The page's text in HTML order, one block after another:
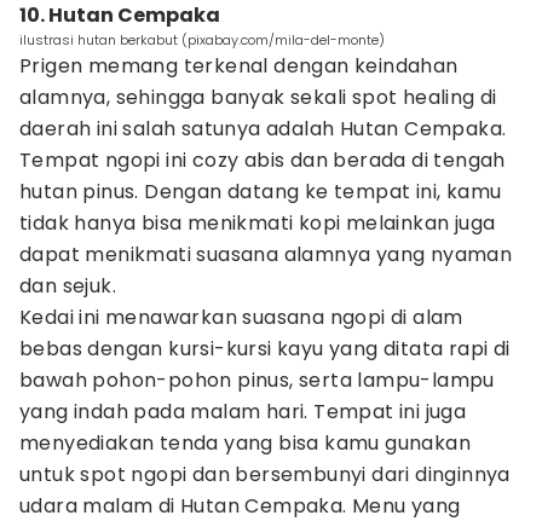
10. Hutan Cempaka
ilustrasi hutan berkabut (pixabay.com/mila-del-monte)
Prigen memang terkenal dengan keindahan
alamnya, sehingga banyak sekali spot healing di
daerah ini salah satunya adalah Hutan Cempaka.
Tempat ngopi ini cozy abis dan berada di tengah
hutan pinus. Dengan datang ke tempat ini, kamu
tidak hanya bisa menikmati kopi melainkan juga
dapat menikmati suasana alamnya yang nyaman
dan sejuk.
Kedai ini menawarkan suasana ngopi di alam
bebas dengan kursi-kursi kayu yang ditata rapi di
bawah pohon-pohon pinus, serta lampu-lampu
yang indah pada malam hari. Tempat ini juga
menyediakan tenda yang bisa kamu gunakan
untuk spot ngopi dan bersembunyi dari dinginnya
udara malam di Hutan Cempaka. Menu yang